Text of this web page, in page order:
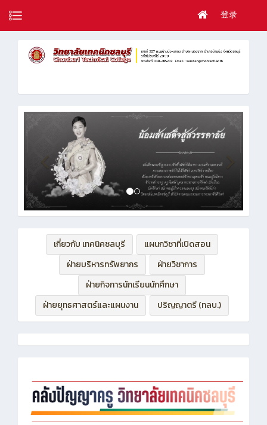
登录
เกี่ยวกับ เทคนิคชลบุรี
แผนกวิชาที่เปิดสอน
ฝ่ายบริหารทรัพยากร
ฝ่ายวิชาการ
ฝ่ายกิจการนักเรียนนักศึกษา
ฝ่ายยุทธศาสตร์และแผนงาน
ปริญญาตรี (ทลบ.)